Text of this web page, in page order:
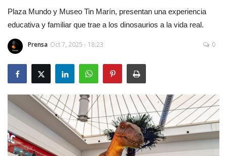
En Vivo
Fotos
Empresas
Deportes
Plaza Mundo y Museo Tin Marín, presentan una experiencia
educativa y familiar que trae a los dinosaurios a la vida real.
Prensa Oct 7, 2025 - 18:23 0